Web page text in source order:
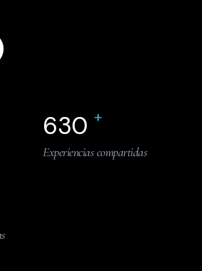
630 +
Experiencias compartidas